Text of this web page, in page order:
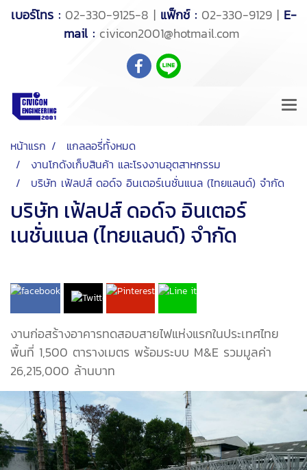
เบอร์โทร :02-330-9125-8 | แฟ็กช์ :02-330-9129 | E-
mail : civicon2001@hotmail.com
หน้าแรก
แกลลอรี่ทั้งหมด
งานโกดังเก็บสินค้า และโรงงานอุตสาหกรรม
บริษัท เฟ้ลปส์ ดอด์จ อินเตอร์เนชั่นแนล (ไทยแลนด์) จำกัด
บริษัท เฟ้ลปส์ ดอด์จ อินเตอร์
เนชั่นแนล (ไทยแลนด์) จำกัด
งานก่อสร้างอาคารทดสอบสายไฟแห่งแรกในประเทศไทย
พื้นที่ 1,500 ตารางเมตร พร้อมระบบ M&E รวมมูลค่า
26,215,000 ล้านบาท